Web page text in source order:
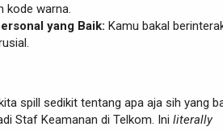
kode warna.
yang Baik: Kamu bakal
spill sedikit tentang apa aja sih yang
Staf Keamanan di Telkom. Ini literally